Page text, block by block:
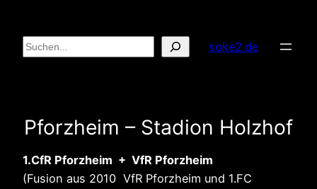
Inhalt
springen
Suchen soke2.de
Pforzheim – Stadion Holzhof
1.CfR Pforzheim + VfR Pforzheim
(Fusion aus 2010 VfR Pforzheim und 1.FC